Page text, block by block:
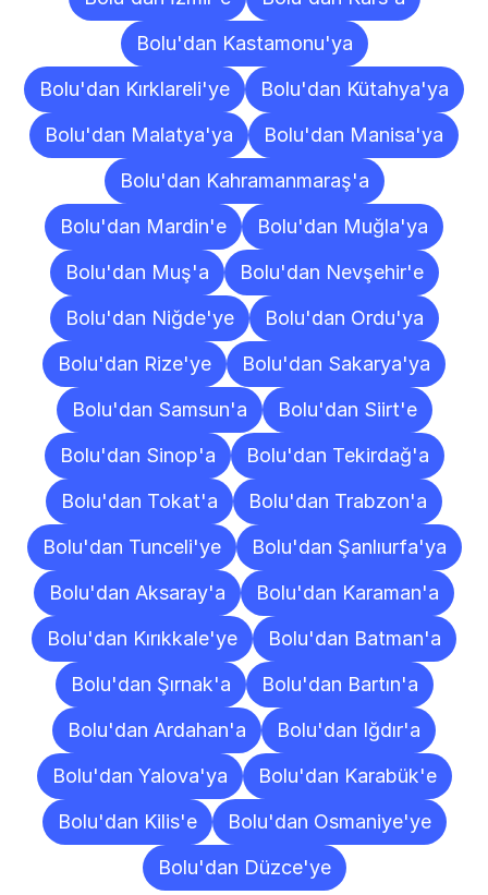
Bolu'dan Kastamonu'ya
Bolu'dan Kırklareli'ye
Bolu'dan Kütahya'ya
Bolu'dan Malatya'ya
Bolu'dan Manisa'ya
Bolu'dan Kahramanmaraş'a
Bolu'dan Mardin'e
Bolu'dan Muğla'ya
Bolu'dan Muş'a
Bolu'dan Nevşehir'e
Bolu'dan Niğde'ye
Bolu'dan Ordu'ya
Bolu'dan Rize'ye
Bolu'dan Sakarya'ya
Bolu'dan Samsun'a
Bolu'dan Siirt'e
Bolu'dan Sinop'a
Bolu'dan Tekirdağ'a
Bolu'dan Tokat'a
Bolu'dan Trabzon'a
Bolu'dan Tunceli'ye
Bolu'dan Şanlıurfa'ya
Bolu'dan Aksaray'a
Bolu'dan Karaman'a
Bolu'dan Kırıkkale'ye
Bolu'dan Batman'a
Bolu'dan Şırnak'a
Bolu'dan Bartın'a
Bolu'dan Ardahan'a
Bolu'dan Iğdır'a
Bolu'dan Yalova'ya
Bolu'dan Karabük'e
Bolu'dan Kilis'e
Bolu'dan Osmaniye'ye
Bolu'dan Düzce'ye